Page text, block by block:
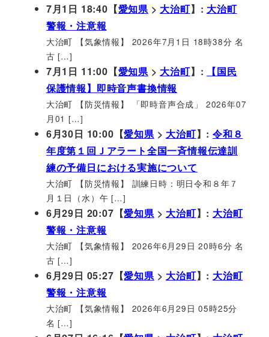
7月1日 18:40【愛知県 > 大治町】: 大治町
警報・注意報
大治町 【気象情報】 2026年7月1日 18時38分 名
古 […]
7月1日 11:00【愛知県 > 大治町】:
【国民
保護情報】即時音声書換情報
大治町 【防災情報】 「即時音声合成」 2026年07
月01 […]
6月30日 10:00【愛知県> 大治町】:令和８
年度第１回Ｊアラート全国一斉情報伝達訓
練の予備日における実施について
大治町 【防災情報】 訓練日時：明日令和８年７
月１日（水）午 […]
6月29日 20:07【愛知県> 大治町】: 大治町
警報・注意報
大治町 【気象情報】 2026年6月29日 20時6分 名
古 […]
6月29日 05:27【愛知県> 大治町】: 大治町
警報・注意報
大治町 【気象情報】 2026年6月29日 05時25分
名 […]